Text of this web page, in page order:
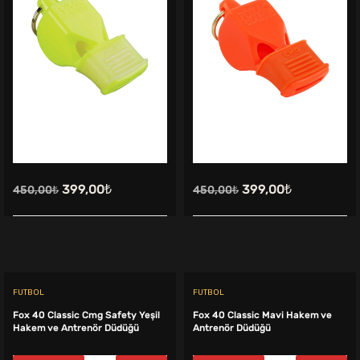
450,00₺ Orijinal
fiyat:
399,00₺Şu
andaki
450,00₺ Orijinal
fiyat:
399,00₺Şu
andaki
FUTBOL
Fox 40 Classic Cmg Safety Yeşil
Hakem ve Antrenör Düdüğü
FUTBOL
Fox 40 Classic Mavi Hakem ve
Antrenör Düdüğü